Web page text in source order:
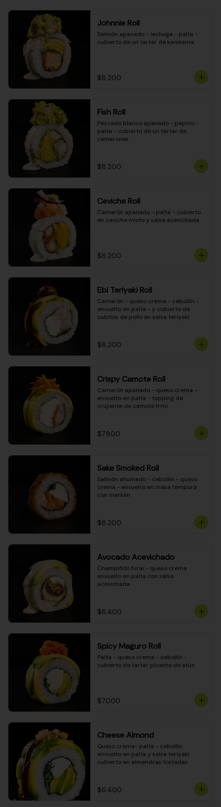
Johnnie Roll
Salmón apanado - lechuga - palta -
cubierto de un tartar de kanikama
$8.200
Fish Roll
Pescado blanco apanado - pepino -
palta - cubierto de un tartar de
camarones
$8.200
Ceviche Roll
Camarón apanado - palta - cubierto
en ceviche mixto y salsa acevichada
$8.200
Ebi Teriyaki Roll
Camarón - queso crema - cebollín -
envuelto en palta - y cubierto de
cubitos de pollo en salsa teriyaki
$8.200
Crispy Camote Roll
Camarón apanado - queso crema -
envuelto en palta - topping de
crujiente de camote frito
$7.800
Sake Smoked Roll
Salmón ahumado - cebollín - queso
crema - envuelto en masa tempura
con merkén
$8.200
Avocado Acevichado
Champiñón furai - queso crema
envuelto en palta con salsa
acevichada
$6.400
Spicy Maguro Roll
Palta - queso crema - cebollín -
cubierto de tartar picante de atún
$7.000
Cheese Almond
Queso crema- palta - cebollín
envuelto en palta y salsa teriyaki
cubierto en almendras tostadas
$6.400